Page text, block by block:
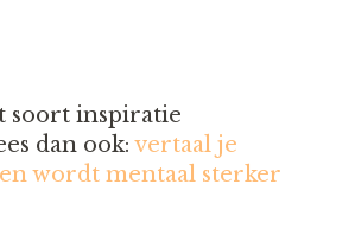
soort inspiratie
dan ook: vertaal je
wordt mentaal sterker